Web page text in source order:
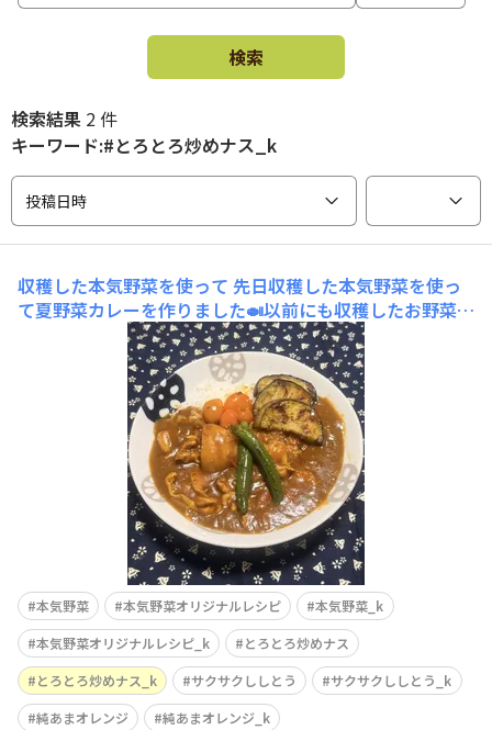
検索
検索結果 2 件
キーワード:#とろとろ炒めナス_k
投稿日時
収穫した本気野菜を使って 先日収穫した本気野菜を使っ
て夏野菜カレーを作りました🍛以前にも収穫したお野菜で
カレーを作ったんですが圧力鍋で作ったので野菜の原形が
残ってなくてサンバディさんの投稿でお野菜を綺麗に盛り
付けたカレーを見て今回 映えを意識して私も挑戦してみ
ました😆トマトが煮込まれたカレーが好きなので こいあ
本気野菜 本気野菜オリジナルレシピ
本気野菜_k
本気野菜オリジナルレシピ_k
とろとろ炒めナス
とろとろ炒めナス_k
サクサクししとう
サクサクししとう_k
純あまオレンジ
純あまオレンジ_k